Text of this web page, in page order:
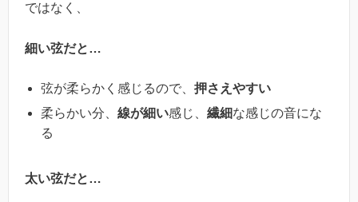
ではなく、
細い弦だと…
弦が柔らかく感じるので、 押さえやすい
柔らかい分、 線が細い感じ、 繊細な感じの音にな
る
太い弦だと…